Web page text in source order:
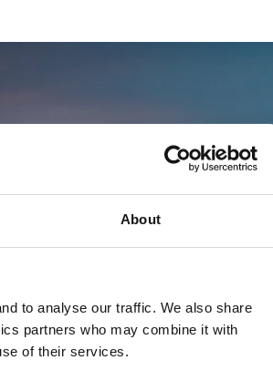
About
to analyse our traffic. We also share
partners who may combine it with
of their services.